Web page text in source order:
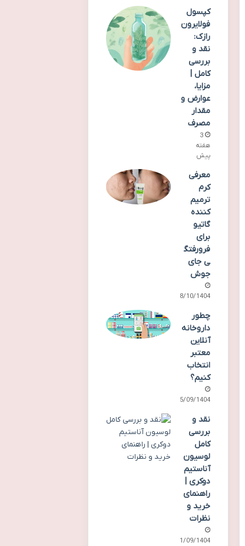
کپسول
فولایرون
رازک:
نقد و
بررسی
کامل |
مزایا،
عوارض و
مقدار
مصرف
3
هفته
پیش
معرفی
کرم
ترمیم
کننده
گاتیو
برای
فرورفتگ
ی جای
جوش
18/10/1404
چطور
داروخانه
آنلاین
معتبر
انتخاب
کنیم؟
25/09/1404
نقد و
بررسی
کامل
لوسیون
آناستیم
دوکری |
راهنمای
خرید و
نظرات
01/09/1404